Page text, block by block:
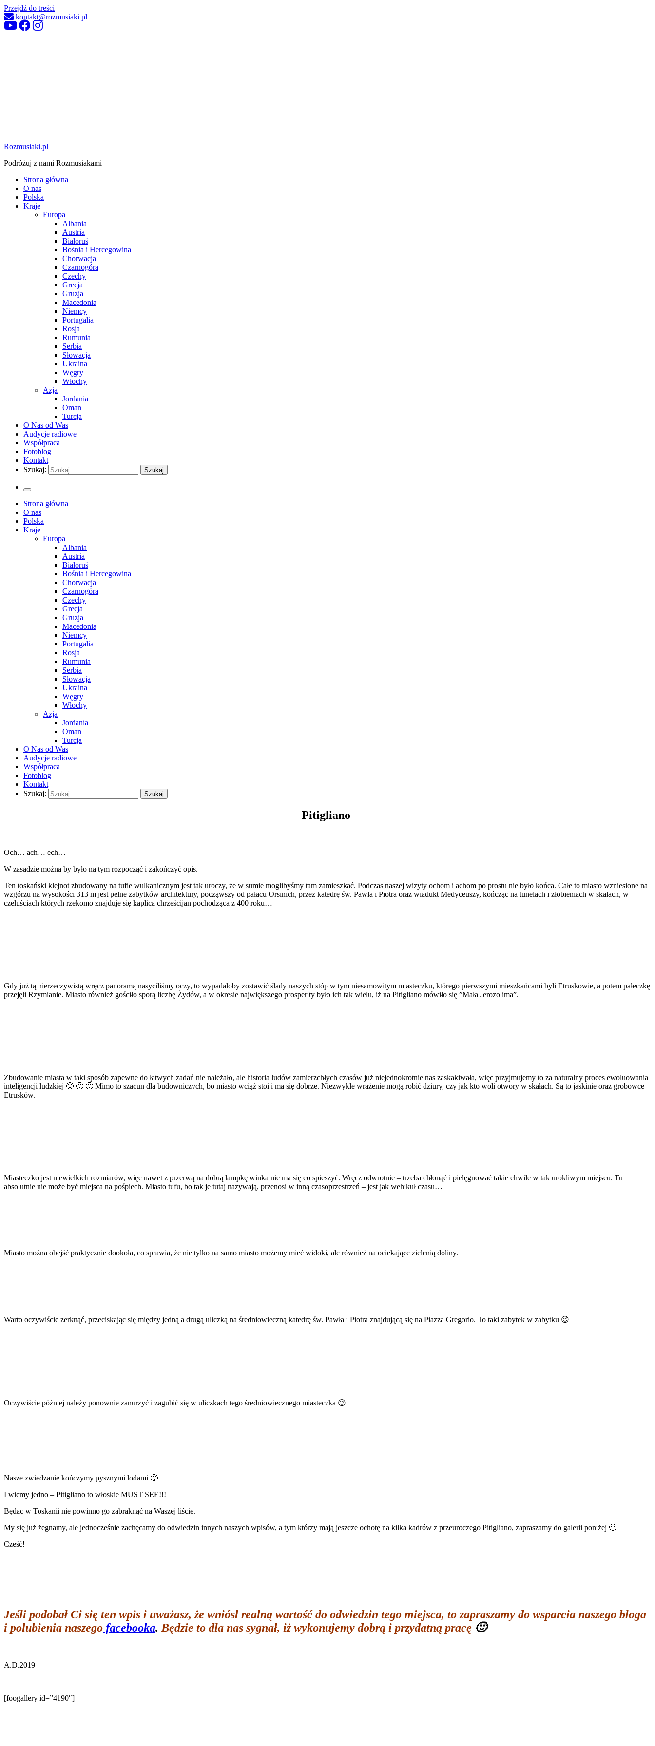
Przejdź do treści
kontakt@rozmusiaki.pl
Rozmusiaki.pl
Podróżuj z nami Rozmusiakami
Strona główna
O nas
Polska
Kraje
Europa
Albania
Austria
Białoruś
Bośnia i Hercegowina
Chorwacja
Czarnogóra
Czechy
Grecja
Gruzja
Macedonia
Niemcy
Portugalia
Rosja
Rumunia
Serbia
Słowacja
Ukraina
Węgry
Włochy
Azja
Jordania
Oman
Turcja
O Nas od Was
Audycje radiowe
Współpraca
Fotoblog
Kontakt
Szukaj:
Strona główna
O nas
Polska
Kraje
Europa
Albania
Austria
Białoruś
Bośnia i Hercegowina
Chorwacja
Czarnogóra
Czechy
Grecja
Gruzja
Macedonia
Niemcy
Portugalia
Rosja
Rumunia
Serbia
Słowacja
Ukraina
Węgry
Włochy
Azja
Jordania
Oman
Turcja
O Nas od Was
Audycje radiowe
Współpraca
Fotoblog
Kontakt
Szukaj:
Pitigliano
Och… ach… ech…
W zasadzie można by było na tym rozpocząć i zakończyć opis.
Ten toskański klejnot zbudowany na tufie wulkanicznym jest tak uroczy, że w sumie moglibyśmy tam zamieszkać. Podczas naszej wizyty ochom i achom po prostu nie było końca. Całe to miasto wzniesione na
wzgórzu na wysokości 313 m jest pełne zabytków architektury, począwszy od pałacu Orsinich, przez katedrę św. Pawła i Piotra oraz wiadukt Medyceuszy, kończąc na tunelach i żłobieniach w skałach, w
czeluściach których rzekomo znajduje się kaplica chrześcijan pochodząca z 400 roku…
Gdy już tą nierzeczywistą wręcz panoramą nasyciliśmy oczy, to wypadałoby zostawić ślady naszych stóp w tym niesamowitym miasteczku, którego pierwszymi mieszkańcami byli Etruskowie, a potem pałeczkę
przejęli Rzymianie. Miasto również gościło sporą liczbę Żydów, a w okresie największego prosperity było ich tak wielu, iż na Pitigliano mówiło się ”Mała Jerozolima”.
Zbudowanie miasta w taki sposób zapewne do łatwych zadań nie należało, ale historia ludów zamierzchłych czasów już niejednokrotnie nas zaskakiwała, więc przyjmujemy to za naturalny proces ewoluowania
inteligencji ludzkiej 🙂 🙂 🙂 Mimo to szacun dla budowniczych, bo miasto wciąż stoi i ma się dobrze. Niezwykłe wrażenie mogą robić dziury, czy jak kto woli otwory w skałach. Są to jaskinie oraz grobowce
Etrusków.
Miasteczko jest niewielkich rozmiarów, więc nawet z przerwą na dobrą lampkę winka nie ma się co spieszyć. Wręcz odwrotnie – trzeba chłonąć i pielęgnować takie chwile w tak urokliwym miejscu. Tu
absolutnie nie może być miejsca na pośpiech. Miasto tufu, bo tak je tutaj nazywają, przenosi w inną czasoprzestrzeń – jest jak wehikuł czasu…
Miasto można obejść praktycznie dookoła, co sprawia, że nie tylko na samo miasto możemy mieć widoki, ale również na ociekające zielenią doliny.
Warto oczywiście zerknąć, przeciskając się między jedną a drugą uliczką na średniowieczną katedrę św. Pawła i Piotra znajdującą się na Piazza Gregorio. To taki zabytek w zabytku 😉
Oczywiście później należy ponownie zanurzyć i zagubić się w uliczkach tego średniowiecznego miasteczka 😉
Nasze zwiedzanie kończymy pysznymi lodami 🙂
I wiemy jedno – Pitigliano to włoskie MUST SEE!!!
Będąc w Toskanii nie powinno go zabraknąć na Waszej liście.
My się już żegnamy, ale jednocześnie zachęcamy do odwiedzin innych naszych wpisów, a tym którzy mają jeszcze ochotę na kilka kadrów z przeuroczego Pitigliano, zapraszamy do galerii poniżej 🙂
Cześć!
Jeśli podobał Ci się ten wpis i uważasz, że wniósł realną wartość do odwiedzin tego miejsca, to zapraszamy do wsparcia naszego bloga
i polubienia naszego facebooka. Będzie to dla nas sygnał, iż wykonujemy dobrą i przydatną pracę 🙂
A.D.2019
[foogallery id=”4190″]